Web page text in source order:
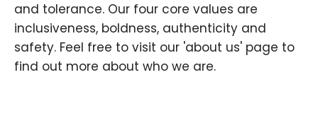
and tolerance. Our four core values are
inclusiveness, boldness, authenticity and
safety. Feel free to visit our 'about us' page to
find out more about who we are.